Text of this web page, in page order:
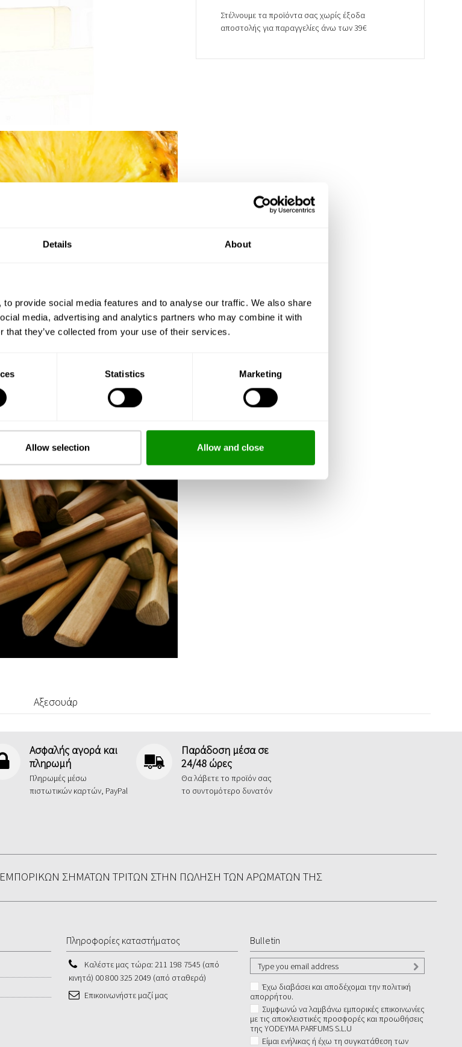
Details About
provide social media features and to analyse our traffic. We also share
media, advertising and analytics partners who may combine it with
that they’ve collected from your use of their services.
Statistics Marketing
Allow selection Allow and close
Στέλνουμε τα προϊόντα σας χωρίς έξοδα
αποστολής για παραγγελίες άνω των 39€
Αξεσουάρ
Ασφαλής αγορά και
πληρωμή
Πληρωμές μέσω
πιστωτικών καρτών, PayPal
Παράδοση μέσα σε
24/48 ώρες
Θα λάβετε το προϊόν σας
το συντομότερο δυνατόν
ΕΜΠΟΡΙΚΏΝ ΣΗΜΆΤΩΝ ΤΡΊΤΩΝ ΣΤΗΝ ΠΏΛΗΣΗ ΤΩΝ ΑΡΩΜΆΤΩΝ ΤΗΣ
Πληροφορίες καταστήματος
Καλέστε μας τώρα: 211 198 7545 (από
κινητά) 00 800 325 2049 (από σταθερά)
Επικοινωνήστε μαζί μας
Bulletin
Έχω διαβάσει και αποδέχομαι την πολιτική
απορρήτου.
Συμφωνώ να λαμβάνω εμπορικές επικοινωνίες
με τις αποκλειστικές προσφορές και προωθήσεις
της YODEYMA PARFUMS S.L.U
Είμαι ενήλικας ή έχω τη συγκατάθεση των